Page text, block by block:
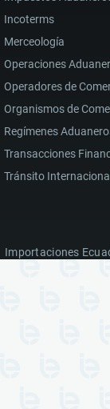
Incoterms
Merceología
Operaciones
Operadores de
Organismos de
Regímenes
Transacciones
Tránsito Internacional
Importaciones